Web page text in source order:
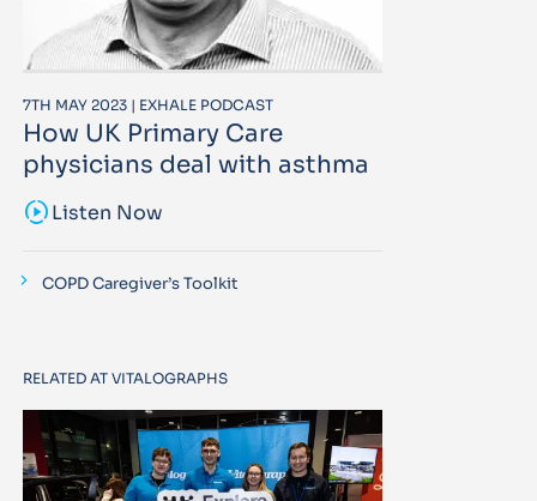
7TH MAY 2023 | EXHALE PODCAST
How UK Primary Care
physicians deal with asthma
sound_samplerListen Now
COPD Caregiver’s Toolkit
RELATED AT VITALOGRAPHS